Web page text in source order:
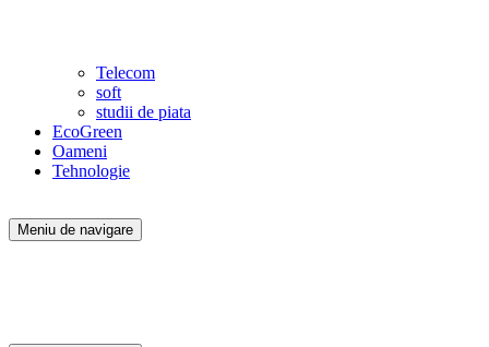
Telecom
soft
studii de piata
EcoGreen
Oameni
Tehnologie
Meniu de navigare